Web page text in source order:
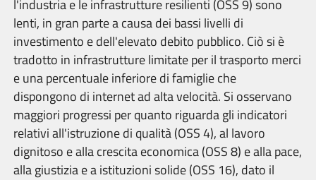
l'industria e le infrastrutture resilienti (OSS 9) sono
lenti, in gran parte a causa dei bassi livelli di
investimento e dell'elevato debito pubblico. Ciò si è
tradotto in infrastrutture limitate per il trasporto merci
e una percentuale inferiore di famiglie che
dispongono di internet ad alta velocità. Si osservano
maggiori progressi per quanto riguarda gli indicatori
relativi all'istruzione di qualità (OSS 4), al lavoro
dignitoso e alla crescita economica (OSS 8) e alla pace,
alla giustizia e a istituzioni solide (OSS 16), dato il